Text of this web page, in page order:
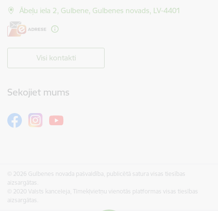
Ābeļu iela 2, Gulbene, Gulbenes novads, LV-4401
Visi kontakti
Sekojiet mums
© 2026 Gulbenes novada pašvaldība, publicētā satura visas tiesības
aizsargātas.
© 2020 Valsts kanceleja, Tīmekļvietņu vienotās platformas visas tiesības
aizsargātas.